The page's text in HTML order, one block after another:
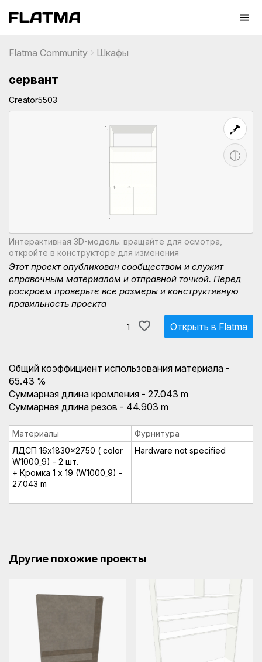
Flatma Community Шкафы
сервант
Creator5503
Интерактивная 3D-модель: вращайте для осмотра,
откройте в конструкторе для изменения
Этот проект опубликован сообществом и служит
справочным материалом и отправной точкой. Перед
раскроем проверьте все размеры и конструктивную
правильность проекта
1 Открыть в Flatma
Общий коэффициент использования материала -
65.43 %
Суммарная длина кромления - 27.043 m
Суммарная длина резов - 44.903 m
Материалы
Фурнитура
ЛДСП 16x1830x2750 ( color
W1000_9) - 2 шт.
+ Кромка 1 x 19 (W1000_9) -
27.043 m
Hardware not specified
Другие похожие проекты